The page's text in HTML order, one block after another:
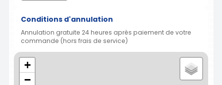
Conditions d'annulation
Annulation gratuite 24 heures après paiement de votre
commande (hors frais de service)
+
−